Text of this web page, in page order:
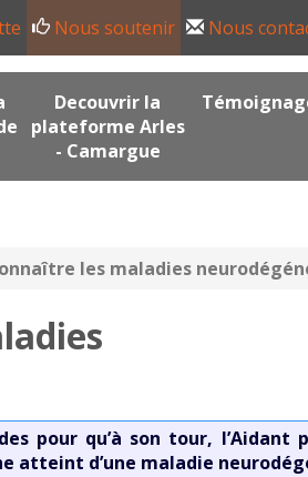
Nous soutenir Nous
Decouvrir la
plateforme Arles
- Camargue
les maladies
pour qu’à son tour, l’Aidant
atteint d’une maladie